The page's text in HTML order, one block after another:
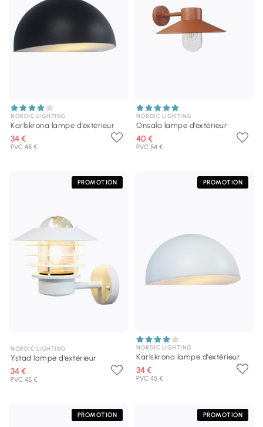
NORDIC LIGHTING
Karlskrona lampe d’extérieur
34 €
PVC 45 €
NORDIC LIGHTING
Onsala lampe d’extérieur
40 €
PVC 54 €
PROMOTION
NORDIC LIGHTING
Ystad lampe d’extérieur
34 €
PVC 45 €
PROMOTION
NORDIC LIGHTING
Karlskrona lampe d’extérieur
34 €
PVC 45 €
PROMOTION PROMOTION